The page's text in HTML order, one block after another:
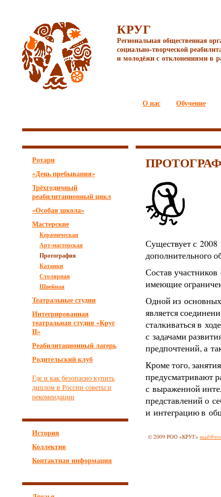
КРУГ
Региональная общественная
социально-творческой
и молодёжи с отклонениями в
О нас Обучение
Ротари
«День пребывания»
Трёхгодичный
реабилитационный цикл
«Особая школа»
Мастерские
Керамическая
Арт-мастерская
Протография
Катанки
Столярная
Швейная
Театральные студии
Интегрированная
театральная студия «Круг
II»
Реабилитационный лагерь
Родительский клуб
Где и как безопасно купить
диплом в России советы и
рекомендации
История
Коллектив
Контактная информация
Существует с 2008
дополнительного
Состав
имеющие
Одной из
является
сталкиваться в
с задачами
предпочтений, а
Кроме того,
предусматривают
с выраженной
представлений о
и интеграцию в
© 2009 РОО «КРУГ»